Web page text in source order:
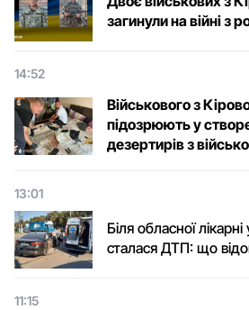
загинули на війні з
14:52
Військового з
підозрюють у
дезертирів з
13:01
Біля обласної
сталася ДТП: що
11:15